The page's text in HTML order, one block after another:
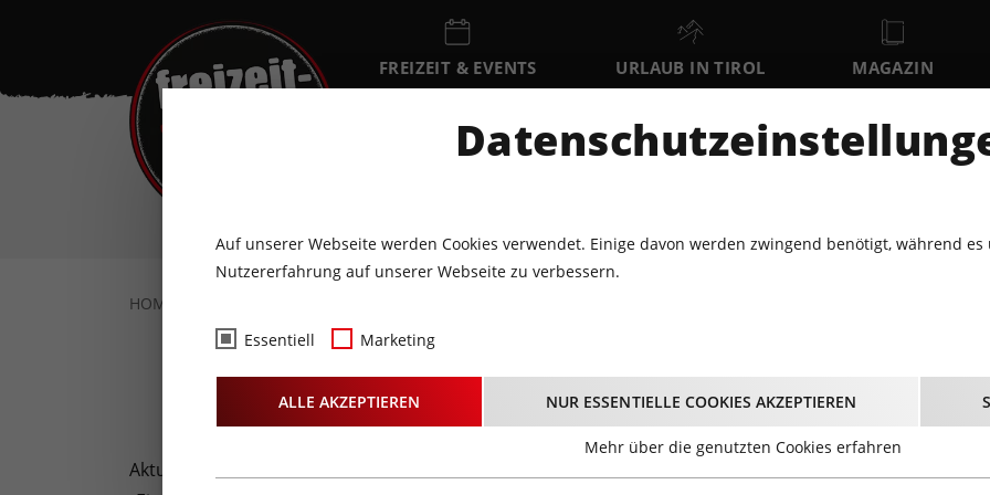
FREIZEIT & EVENTS URLAUB IN TIROL MAGAZIN
EVENTKALENDER
SA SO MO 11
HOME
CD Review: „Einfach
Aktueller kann die CD fast nicht sein: Während des ersten kompletten Lockdowns entstand
Auf unserer Webseite werden Cookies verwendet. Einige davon werden zwingend benötigt, während
Nutzererfahrung auf unserer Webseite zu verbessern.
Essentiell Marketing
ALLE AKZEPTIEREN NUR ESSENTIELLE COOKIES AKZEPTIEREN
Mehr über die genutzten Cookies erfahren